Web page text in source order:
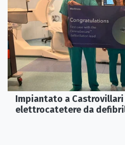
Impiantato a
elettrocatetere da